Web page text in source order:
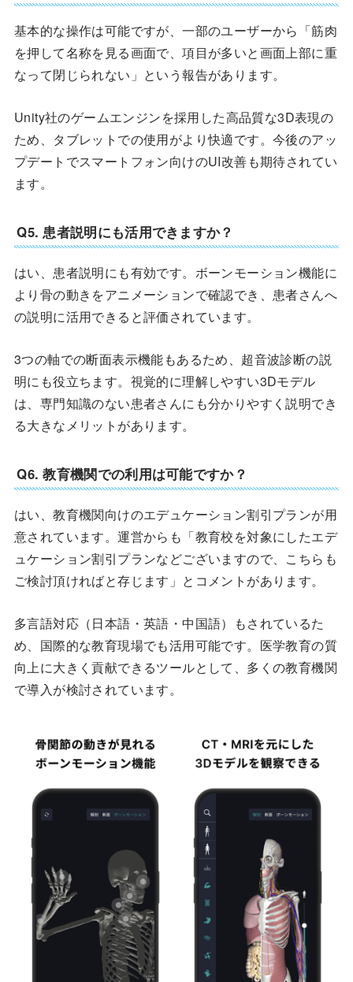
基本的な操作は可能ですが、一部のユーザーから「筋肉
を押して名称を見る画面で、項目が多いと画面上部に重
なって閉じられない」という報告があります。
Unity社のゲームエンジンを採用した高品質な3D表現の
ため、タブレットでの使用がより快適です。今後のアッ
プデートでスマートフォン向けのUI改善も期待されてい
ます。
Q5. 患者説明にも活用できますか？
はい、患者説明にも有効です。ボーンモーション機能に
より骨の動きをアニメーションで確認でき、患者さんへ
の説明に活用できると評価されています。
3つの軸での断面表示機能もあるため、超音波診断の説
明にも役立ちます。視覚的に理解しやすい3Dモデル
は、専門知識のない患者さんにも分かりやすく説明でき
る大きなメリットがあります。
Q6. 教育機関での利用は可能ですか？
はい、教育機関向けのエデュケーション割引プランが用
意されています。運営からも「教育校を対象にしたエデ
ュケーション割引プランなどございますので、こちらも
ご検討頂ければと存じます」とコメントがあります。
多言語対応（日本語・英語・中国語）もされているた
め、国際的な教育現場でも活用可能です。医学教育の質
向上に大きく貢献できるツールとして、多くの教育機関
で導入が検討されています。